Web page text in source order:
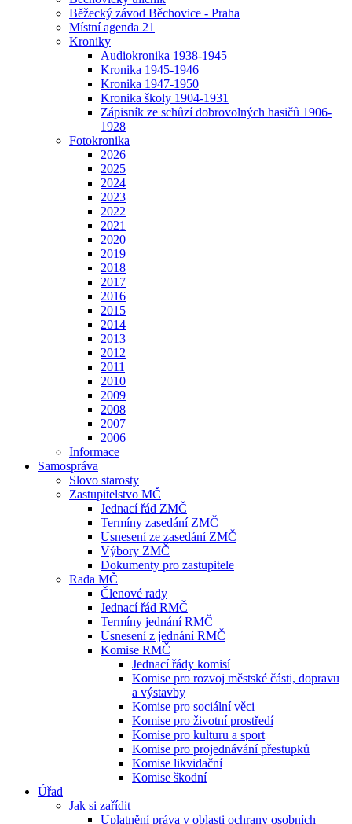
Běžecký závod Běchovice - Praha
Místní agenda 21
Kroniky
Audiokronika 1938-1945
Kronika 1945-1946
Kronika 1947-1950
Kronika školy 1904-1931
Zápisník ze schůzí dobrovolných hasičů 1906-
1928
Fotokronika
2026
2025
2024
2023
2022
2021
2020
2019
2018
2017
2016
2015
2014
2013
2012
2011
2010
2009
2008
2007
2006
Informace
Samospráva
Slovo starosty
Zastupitelstvo MČ
Jednací řád ZMČ
Termíny zasedání ZMČ
Usnesení ze zasedání ZMČ
Výbory ZMČ
Dokumenty pro zastupitele
Rada MČ
Členové rady
Jednací řád RMČ
Termíny jednání RMČ
Usnesení z jednání RMČ
Komise RMČ
Jednací řády komisí
Komise pro rozvoj městské části, dopravu
a výstavby
Komise pro sociální věci
Komise pro životní prostředí
Komise pro kulturu a sport
Komise pro projednávání přestupků
Komise likvidační
Komise škodní
Úřad
Jak si zařídit
Uplatnění práva v oblasti ochrany osobních